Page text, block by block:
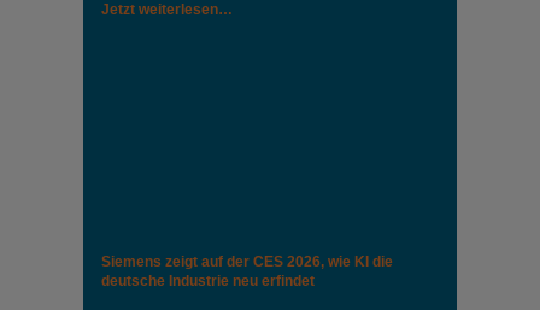
Jetzt weiterlesen…
Siemens zeigt auf der CES 2026, wie KI die
deutsche Industrie neu erfindet